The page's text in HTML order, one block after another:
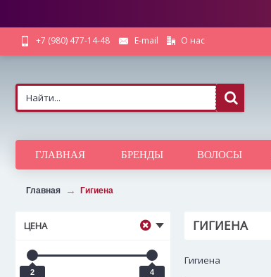
+7 (980) 477-14-48 E-mail О нас
ГЛАВНАЯ БРЕНДЫ ВОЛОСЫ
Главная Гигиена
ЦЕНА
2
4
ГИГИЕНА
Гигиена